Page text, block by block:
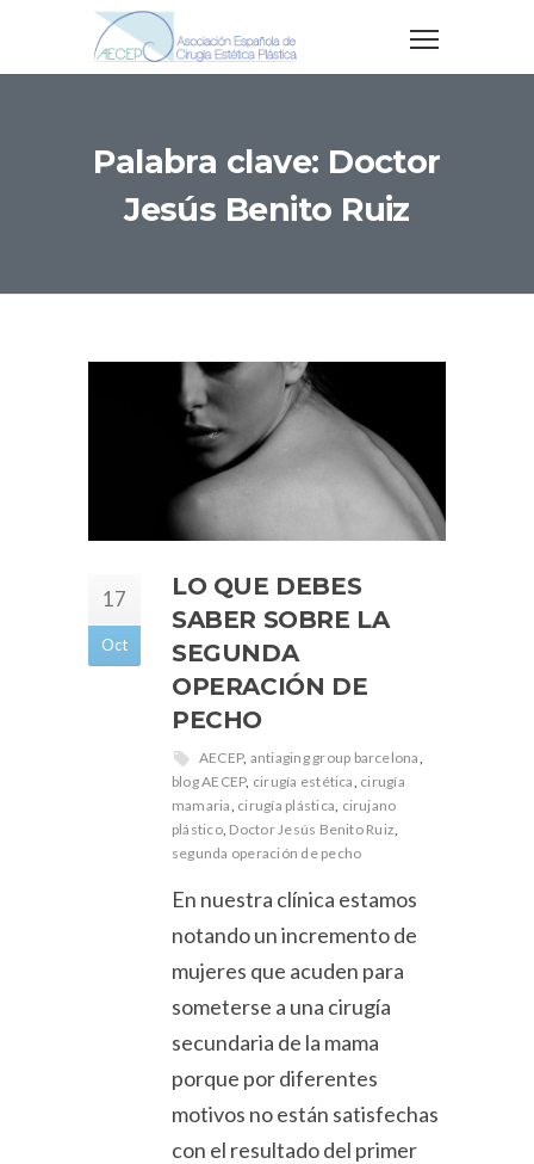
Palabra clave: Doctor
Jesús Benito Ruiz
17
Oct
LO QUE DEBES
SABER SOBRE LA
SEGUNDA
OPERACIÓN DE
PECHO
AECEP, antiaging group barcelona,
blog AECEP, cirugía estética, cirugía
mamaria, cirugía plástica, cirujano
plástico, Doctor Jesús Benito Ruiz,
segunda operación de pecho
En nuestra clínica estamos
notando un incremento de
mujeres que acuden para
someterse a una cirugía
secundaria de la mama
porque por diferentes
motivos no están satisfechas
con el resultado del primer